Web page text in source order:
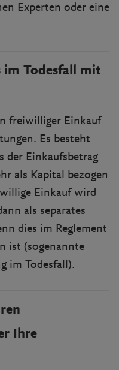
Experten oder eine
im Todesfall mit
freiwilliger Einkauf
Es besteht
der Einkaufsbetrag
als Kapital bezogen
Einkauf wird
als separates
dies im Reglement
ist (sogenannte
im Todesfall).
Ihre